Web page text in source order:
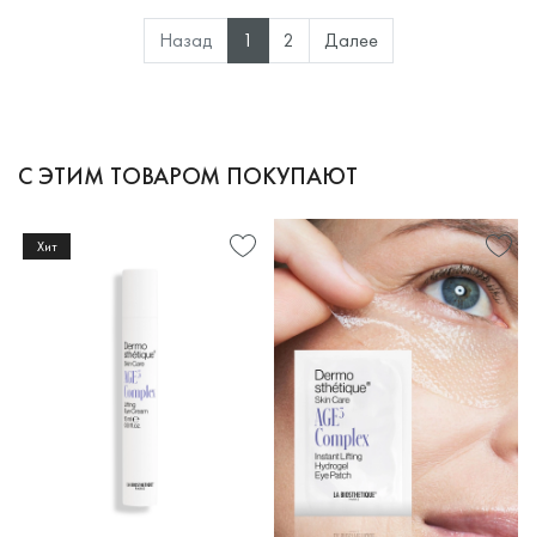
Назад 1 2 Далее
С ЭТИМ ТОВАРОМ ПОКУПАЮТ
Хит